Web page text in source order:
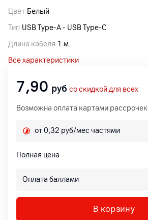
Цвет Белый
Тип USB Type-A - USB Type-C
Длина кабеля 1 м
Все характеристики
7,90 руб со скидкой для всех
Возможна оплата картами рассрочек
от 0,32 руб/мес частями
Полная цена
Оплата баллами
В корзину